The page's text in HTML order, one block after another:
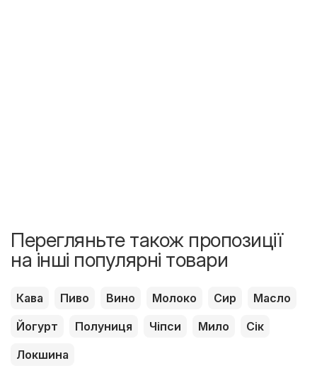
Перегляньте також пропозиції
на інші популярні товари
Кава Пиво Вино Молоко Сир
Масло
Йогурт
Полуниця Чіпси Мило
Сік
Локшина